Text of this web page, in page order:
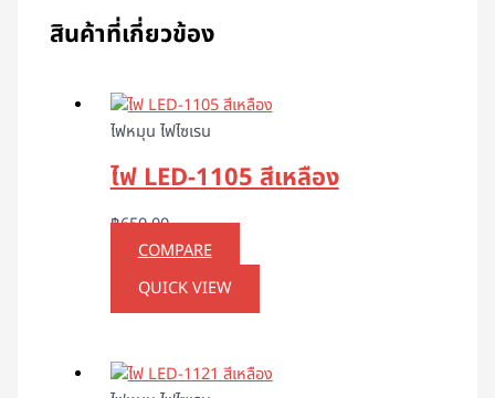
สินค้าที่เกี่ยวข้อง
ไฟหมุน ไฟไซเรน
ไฟ LED-1105 สีเหลือง
฿650.00
COMPARE
QUICK VIEW